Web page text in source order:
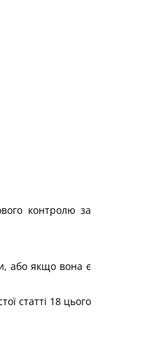
контролю за
або якщо вона є
статті 18 цього